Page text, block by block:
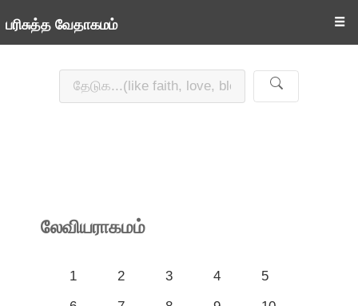
பரிசுத்த வேதாகமம் ☰
லேவியராகமம்
1 2 3 4
5